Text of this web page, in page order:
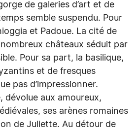
de galeries d’art et de
semble suspendu. Pour
et Padoue. La cité de
châteaux séduit par
Pour sa part, la basilique,
et de fresques
pas d’impressionner.
dévolue aux amoureux,
ses arènes romaines
de Juliette. Au détour de